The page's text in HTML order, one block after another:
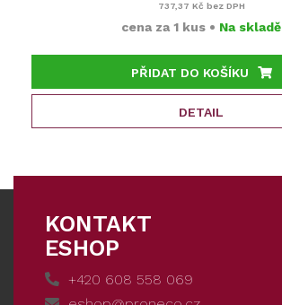
737,37 Kč bez DPH
cena za 1 kus • Na skladě
PŘIDAT DO KOŠÍKU
DETAIL
KONTAKT
ESHOP
+420 608 558 069